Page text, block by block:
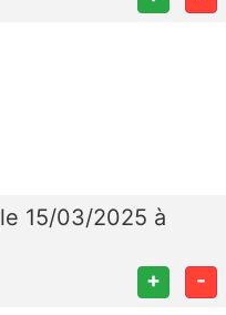
le 15/03/2025 à
+ -